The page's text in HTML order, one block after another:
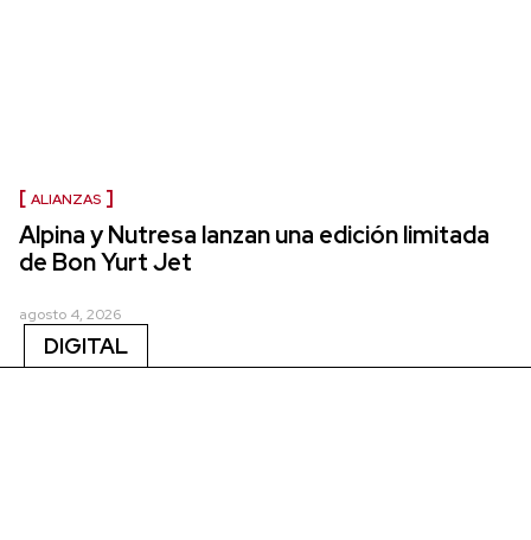
ALIANZAS
Alpina y Nutresa lanzan una edición limitada
de Bon Yurt Jet
agosto 4, 2026
DIGITAL